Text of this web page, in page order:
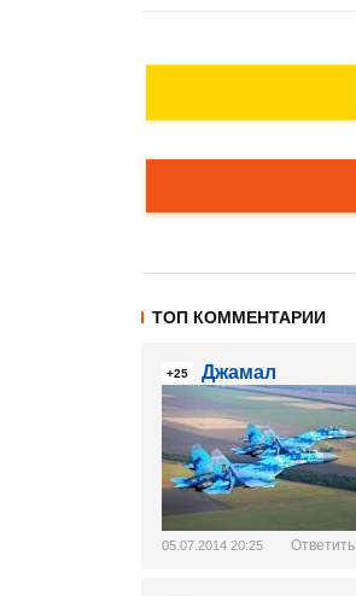
ТОП КОММЕНТАРИИ
+25
Джамал
05.07.2014 20:25 Ответить